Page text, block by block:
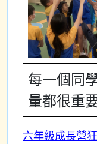
每一個同
量都很重
六年級成長營